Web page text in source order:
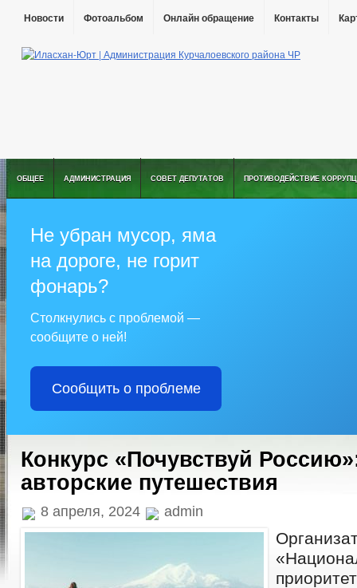
Новости Фотоальбом Онлайн обращение Контакты
ОБЩЕЕ АДМИНИСТРАЦИЯ СОВЕТ ДЕПУТАТОВ ПРОТИВОДЕЙСТВИЕ
Не убран мусор, яма
на дороге, не горит
фонарь?
Столкнулись с проблемой —
сообщите о ней!
Сообщить о проблеме
Конкурс «Почувствуй
авторские путешествия
8 апреля, 2024 admin